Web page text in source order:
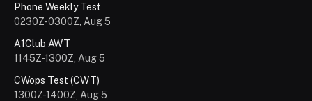
Phone Weekly Test
0230Z-0300Z, Aug 5
A1Club AWT
1145Z-1300Z, Aug 5
CWops Test (CWT)
1300Z-1400Z, Aug 5